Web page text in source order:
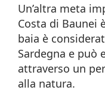
Un’altra meta
Costa di Baunei
baia è
Sardegna e può
attraverso un
alla natura.